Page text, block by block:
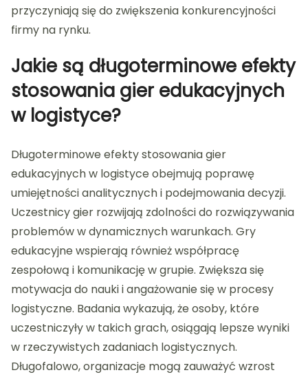
przyczyniają się do zwiększenia konkurencyjności
firmy na rynku.
Jakie są długoterminowe efekty
stosowania gier edukacyjnych
w logistyce?
Długoterminowe efekty stosowania gier
edukacyjnych w logistyce obejmują poprawę
umiejętności analitycznych i podejmowania decyzji.
Uczestnicy gier rozwijają zdolności do rozwiązywania
problemów w dynamicznych warunkach. Gry
edukacyjne wspierają również współpracę
zespołową i komunikację w grupie. Zwiększa się
motywacja do nauki i angażowanie się w procesy
logistyczne. Badania wykazują, że osoby, które
uczestniczyły w takich grach, osiągają lepsze wyniki
w rzeczywistych zadaniach logistycznych.
Długofalowo, organizacje mogą zauważyć wzrost